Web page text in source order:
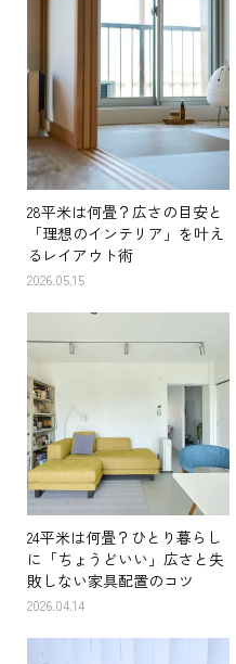
28平米は何畳？広さの目安と
「理想のインテリア」を叶え
るレイアウト術
2026.05.15
24平米は何畳？ひとり暮らし
に「ちょうどいい」広さと失
敗しない家具配置のコツ
2026.04.14